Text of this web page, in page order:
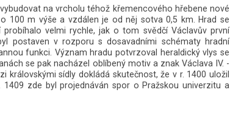
na vrcholu téhož křemencového hřebene nové
100 m výše a vzdálen je od něj sotva 0,5 km. Hrad se
velmi rychle, jak o tom svědčí Václavův první
postaven v rozporu s dosavadními schématy hradní
funkci. Význam hradu potvrzoval heraldický vlys se
se pak nacházel oblíbený motiv a znak Václava IV. -
královskými sídly dokládá skutečnost, že v r. 1400 uložil
zde byl projednáván spor o Pražskou univerzitu a